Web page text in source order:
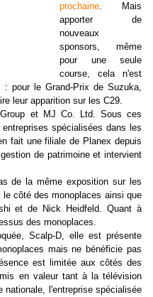
prochaine. Mais
apporter de
nouveaux
sponsors, même
pour une seule
course, cela n'est
pour le Grand-Prix de Suzuka,
leur apparition sur les C29.
et MJ Co. Ltd. Sous ces
spécialisées dans les
fait une filiale de Planex depuis
de patrimoine et intervient
de la même exposition sur les
côté des monoplaces ainsi que
et de Nick Heidfeld. Quant à
des monoplaces.
Scalp-D, elle est présente
mais ne bénéficie pas
est limitée aux côtés des
en valeur tant à la télévision
l'entreprise spécialisée